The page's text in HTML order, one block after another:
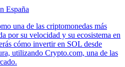
España
una de las criptomonedas más
por su velocidad y su ecosistema en
cómo invertir en SOL desde
utilizando Crypto.com, una de las